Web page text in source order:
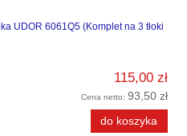
UDOR 6061Q5 (Komplet na 3 tłoki
115,00 zł
Cena netto: 93,50 zł
do koszyka